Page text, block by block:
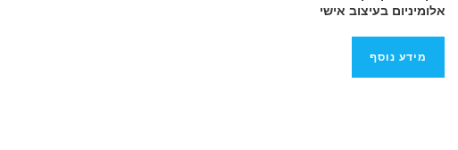
אלומיניום בעיצוב אישי
מידע נוסף